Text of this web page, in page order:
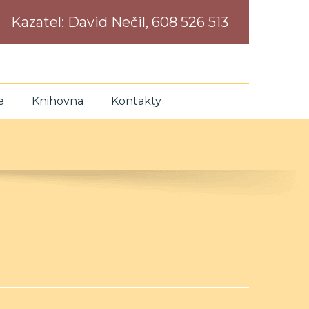
Kazatel: David Nečil, 608 526 513
Knihovna Kontakty